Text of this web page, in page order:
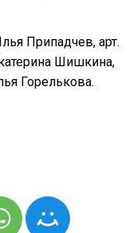
Припадчев, арт.
Шишкина,
Горелькова.